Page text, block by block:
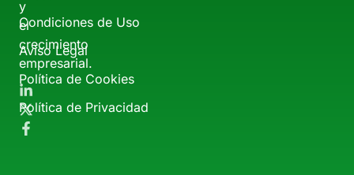
y
el
crecimiento
empresarial.
Condiciones de Uso
Aviso Legal
Política de Cookies
Política de Privacidad